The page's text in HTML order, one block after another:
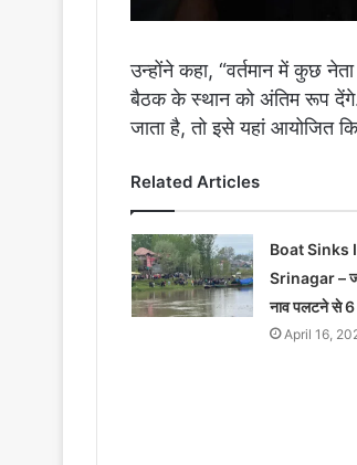
उन्होंने कहा, “वर्तमान में कुछ
बैठक के स्थान को अंतिम रूप
जाता है, तो इसे यहां आयोजित
Related Articles
Boat Sinks
Srinagar –
नाव पलटने से 6
April 16,